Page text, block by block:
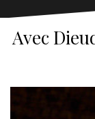
Avec